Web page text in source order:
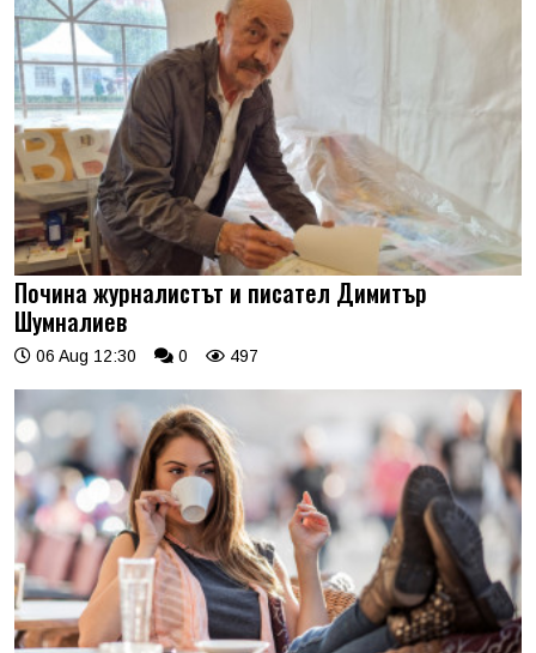
Почина журналистът и писател Димитър
Шумналиев
06 Aug 12:30 0 497